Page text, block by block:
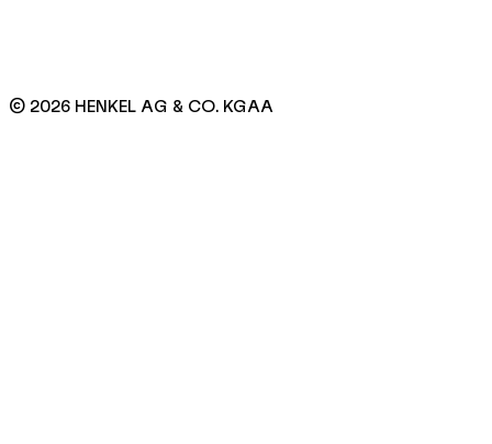
© 2026 HENKEL AG & CO. KGAA